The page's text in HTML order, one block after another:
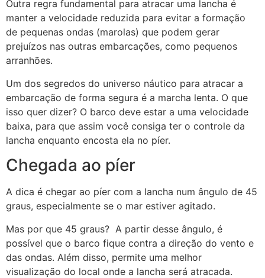
Outra regra fundamental para atracar uma lancha é
manter a velocidade reduzida para evitar a formação
de pequenas ondas (marolas) que podem gerar
prejuízos nas outras embarcações, como pequenos
arranhões.
Um dos segredos do universo náutico para atracar a
embarcação de forma segura é a marcha lenta. O que
isso quer dizer? O barco deve estar a uma velocidade
baixa, para que assim você consiga ter o controle da
lancha enquanto encosta ela no píer.
Chegada ao píer
A dica é chegar ao píer com a lancha num ângulo de 45
graus, especialmente se o mar estiver agitado.
Mas por que 45 graus? A partir desse ângulo, é
possível que o barco fique contra a direção do vento e
das ondas. Além disso, permite uma melhor
visualização do local onde a lancha será atracada.